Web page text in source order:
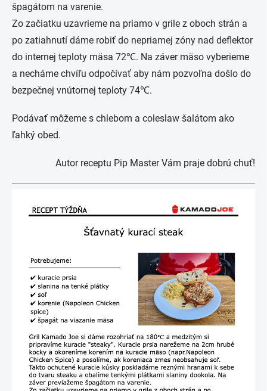
špagátom na varenie.
Zo začiatku uzavrieme na priamo v grile z oboch strán a
po zatiahnutí dáme robiť do nepriamej zóny nad deflektor
do internej teploty mäsa 72℃. Na záver mäso vyberieme
a necháme chvíľu odpočívať aby nám pozvoľna došlo do
bezpečnej vnútornej teploty 74℃.
Podávať môžeme s chlebom a coleslaw šalátom ako
ľahký obed.
Autor receptu Pip Master Vám praje dobrú chuť!